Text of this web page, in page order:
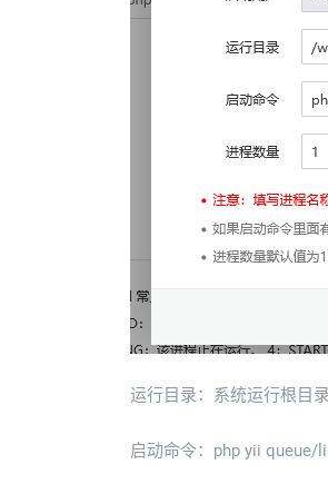
运行目录：系统运行根目录
启动命令：php yii queue/